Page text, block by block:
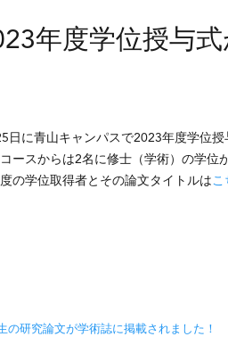
年度学位授与
日に青山キャンパスで2023年度学位
ースからは2名に修士（学術）の学位
の学位取得者とその論文タイトルはこ
の研究論文が学術誌に掲載されました！